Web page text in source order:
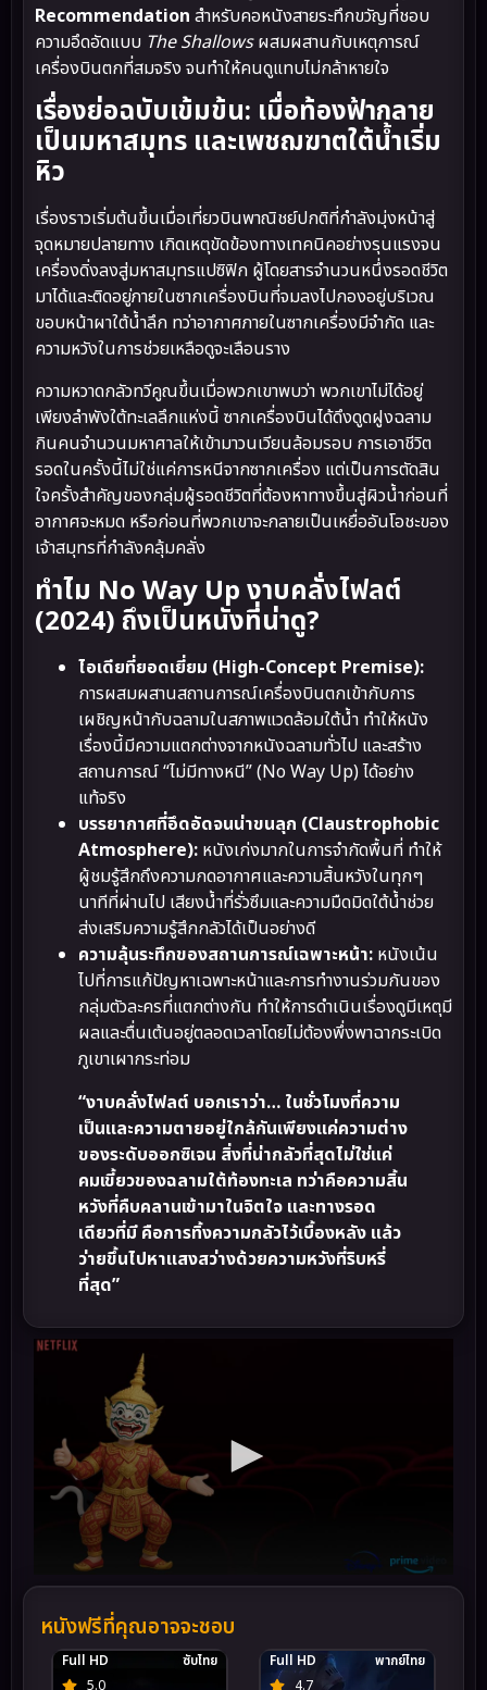
Recommendation สำหรับคอหนังสายระทึกขวัญที่ชอบ
ความอึดอัดแบบ The Shallowsผสมผสานกับเหตุการณ์
เครื่องบินตกที่สมจริง จนทำให้คนดูแทบไม่กล้าหายใจ
เรื่องย่อฉบับเข้มข้น: เมื่อท้องฟ้ากลาย
เป็นมหาสมุทร และเพชฌฆาตใต้น้ำเริ่ม
หิว
เรื่องราวเริ่มต้นขึ้นเมื่อเที่ยวบินพาณิชย์ปกติที่กำลังมุ่งหน้าสู่
จุดหมายปลายทาง เกิดเหตุขัดข้องทางเทคนิคอย่างรุนแรงจน
เครื่องดิ่งลงสู่มหาสมุทรแปซิฟิก ผู้โดยสารจำนวนหนึ่งรอดชีวิต
มาได้และติดอยู่ภายในซากเครื่องบินที่จมลงไปกองอยู่บริเวณ
ขอบหน้าผาใต้น้ำลึก ทว่าอากาศภายในซากเครื่องมีจำกัด และ
ความหวังในการช่วยเหลือดูจะเลือนราง
ความหวาดกลัวทวีคูณขึ้นเมื่อพวกเขาพบว่า พวกเขาไม่ได้อยู่
เพียงลำพังใต้ทะเลลึกแห่งนี้ ซากเครื่องบินได้ดึงดูดฝูงฉลาม
กินคนจำนวนมหาศาลให้เข้ามาวนเวียนล้อมรอบ การเอาชีวิต
รอดในครั้งนี้ไม่ใช่แค่การหนีจากซากเครื่อง แต่เป็นการตัดสิน
ใจครั้งสำคัญของกลุ่มผู้รอดชีวิตที่ต้องหาทางขึ้นสู่ผิวน้ำก่อนที่
อากาศจะหมด หรือก่อนที่พวกเขาจะกลายเป็นเหยื่ออันโอชะของ
เจ้าสมุทรที่กำลังคลุ้มคลั่ง
ทำไม No Way Up งาบคลั่งไฟลต์
(2024) ถึงเป็นหนังที่น่าดู?
ไอเดียที่ยอดเยี่ยม (High-Concept Premise):
การผสมผสานสถานการณ์เครื่องบินตกเข้ากับการ
เผชิญหน้ากับฉลามในสภาพแวดล้อมใต้น้ำ ทำให้หนัง
เรื่องนี้มีความแตกต่างจากหนังฉลามทั่วไป และสร้าง
สถานการณ์ “ไม่มีทางหนี” (No Way Up) ได้อย่าง
แท้จริง
บรรยากาศที่อึดอัดจนน่าขนลุก (Claustrophobic
Atmosphere): หนังเก่งมากในการจำกัดพื้นที่ ทำให้
ผู้ชมรู้สึกถึงความกดอากาศและความสิ้นหวังในทุกๆ
นาทีที่ผ่านไป เสียงน้ำที่รั่วซึมและความมืดมิดใต้น้ำช่วย
ส่งเสริมความรู้สึกกลัวได้เป็นอย่างดี
ความลุ้นระทึกของสถานการณ์เฉพาะหน้า: หนังเน้น
ไปที่การแก้ปัญหาเฉพาะหน้าและการทำงานร่วมกันของ
กลุ่มตัวละครที่แตกต่างกัน ทำให้การดำเนินเรื่องดูมีเหตุมี
ผลและตื่นเต้นอยู่ตลอดเวลาโดยไม่ต้องพึ่งพาฉากระเบิด
ภูเขาเผากระท่อม
“งาบคลั่งไฟลต์ บอกเราว่า… ในชั่วโมงที่ความ
เป็นและความตายอยู่ใกล้กันเพียงแค่ความต่าง
ของระดับออกซิเจน สิ่งที่น่ากลัวที่สุดไม่ใช่แค่
คมเขี้ยวของฉลามใต้ท้องทะเล ทว่าคือความสิ้น
หวังที่คืบคลานเข้ามาในจิตใจ และทางรอด
เดียวที่มี คือการทิ้งความกลัวไว้เบื้องหลัง แล้ว
ว่ายขึ้นไปหาแสงสว่างด้วยความหวังที่ริบหรี่
ที่สุด”
หนังฟรีที่คุณอาจจะชอบ
5.0
Full HD
ซับไทย
4.7
Full HD พากย์ไทย